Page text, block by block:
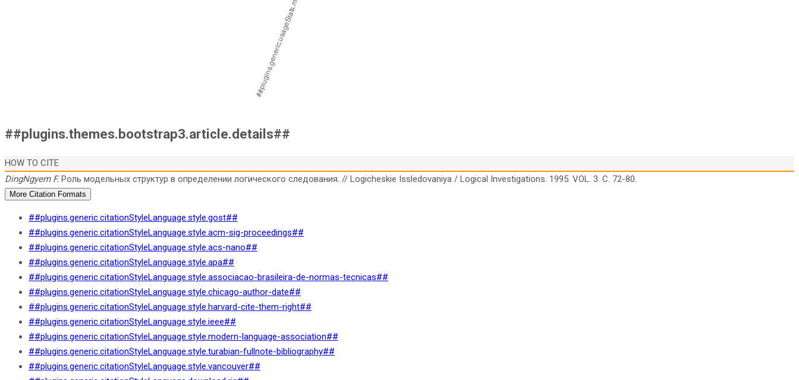
##plugins.themes.bootstrap3.article.details##
HOW TO CITE
DingNgyem F.Роль модельных структур в определении логического следования. // Logicheskie Issledovaniya / Logical Investigations. 1995. VOL. 3. C. 72-80.
More Citation Formats
##plugins.generic.citationStyleLanguage.style.gost##
##plugins.generic.citationStyleLanguage.style.acm-sig-proceedings##
##plugins.generic.citationStyleLanguage.style.acs-nano##
##plugins.generic.citationStyleLanguage.style.apa##
##plugins.generic.citationStyleLanguage.style.associacao-brasileira-de-normas-tecnicas##
##plugins.generic.citationStyleLanguage.style.chicago-author-date##
##plugins.generic.citationStyleLanguage.style.harvard-cite-them-right##
##plugins.generic.citationStyleLanguage.style.ieee##
##plugins.generic.citationStyleLanguage.style.modern-language-association##
##plugins.generic.citationStyleLanguage.style.turabian-fullnote-bibliography##
##plugins.generic.citationStyleLanguage.style.vancouver##